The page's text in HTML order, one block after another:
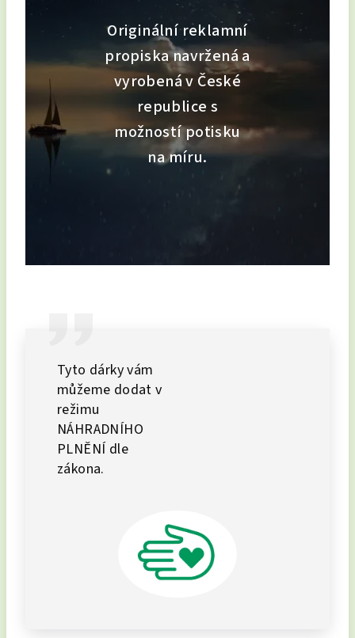
Originální reklamní
propiska navržená a
vyrobená v České
republice s
možností potisku
na míru.
Tyto dárky vám
můžeme dodat v
režimu
NÁHRADNÍHO
PLNĚNÍ dle
zákona.